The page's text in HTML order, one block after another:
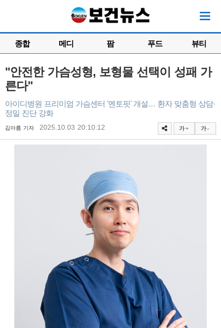
종합 메디 팜 푸드 뷰티
"안전한 가슴성형, 보형물 선택이 성패 가
른다"
아이디병원 프리미엄 가슴센터 '멘토핏' 개설… 환자 맞춤형 상담·
정밀 진단 강화
김아름 기자 2025.10.03 20:10:12 가 + 가 -